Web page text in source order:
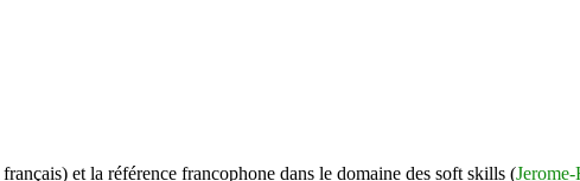
et la référence francophone dans le domaine des soft skills (